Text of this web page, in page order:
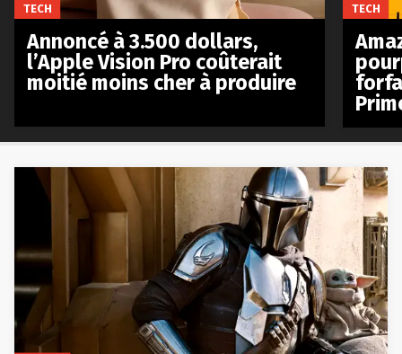
TECH
Annoncé à 3.500 dollars,
l’Apple Vision Pro coûterait
moitié moins cher à produire
TECH